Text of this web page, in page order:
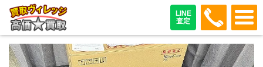
LINE
査定
048-